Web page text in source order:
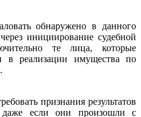
обнаружено в данного
инициирование судебной
те лица, которые
в реализации имущества по
признания результатов
даже если они произошли с